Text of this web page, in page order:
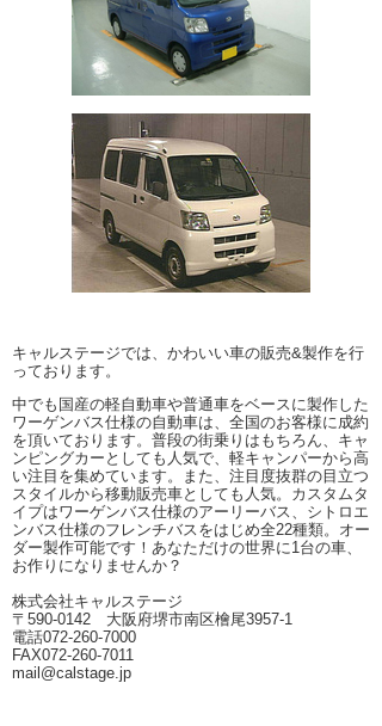
キャルステージでは、かわいい車の販売&製作を行
っております。
中でも国産の軽自動車や普通車をベースに製作した
ワーゲンバス仕様の自動車は、全国のお客様に成約
を頂いております。普段の街乗りはもちろん、キャ
ンピングカーとしても人気で、軽キャンパーから高
い注目を集めています。また、注目度抜群の目立つ
スタイルから移動販売車としても人気。カスタムタ
イプはワーゲンバス仕様のアーリーバス、シトロエ
ンバス仕様のフレンチバスをはじめ全22種類。オー
ダー製作可能です！あなただけの世界に1台の車、
お作りになりませんか？
株式会社キャルステージ
〒590-0142 大阪府堺市南区檜尾3957-1
電話072-260-7000
FAX072-260-7011
mail@calstage.jp